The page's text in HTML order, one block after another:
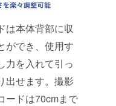
は本体背部に収
ができ、使用す
力を入れて引っ
出せます。撮影
ードは70cmまで